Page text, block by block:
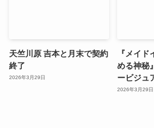
天竺川原 吉本と月末で契約
終了
2026年3月29日
『メイ
める神秘
ービジュ
2026年3月29日